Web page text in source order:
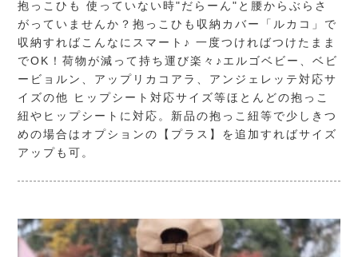
抱っこひも 使っていない時"だらーん"と腰からぶらさ
がっていませんか？抱っこひも収納カバー「ルカコ」で
収納すればこんなにスマート♪ 一度つければつけたまま
でOK！荷物が減って持ち運び楽々♪エルゴベビー、ベビ
ービョルン、アップリカコアラ、アンジェレッテ対応サ
イズの他 ヒップシート対応サイズ等ほとんどの抱っこ
紐やヒップシートに対応。新品の抱っこ紐等で少しきつ
めの場合はオプションの【プラス】を追加すればサイズ
アップも可。